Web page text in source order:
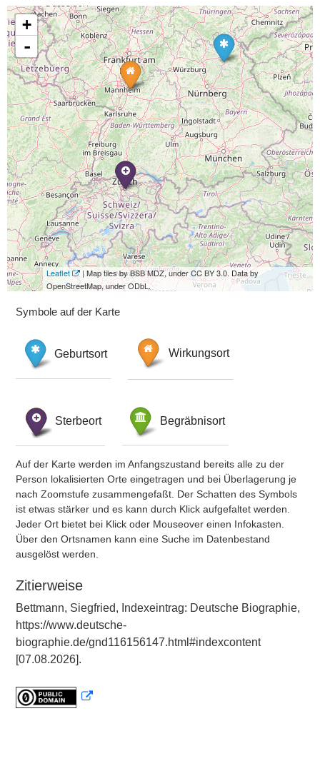
+
-
Leaflet
| Map tiles by BSB MDZ, under CC BY 3.0. Data by
OpenStreetMap, under ODbL.
Symbole auf der Karte
Geburtsort Wirkungsort
Sterbeort Begräbnisort
Auf der Karte werden im Anfangszustand bereits alle zu der
Person lokalisierten Orte eingetragen und bei Überlagerung je
nach Zoomstufe zusammengefaßt. Der Schatten des Symbols
ist etwas stärker und es kann durch Klick aufgefaltet werden.
Jeder Ort bietet bei Klick oder Mouseover einen Infokasten.
Über den Ortsnamen kann eine Suche im Datenbestand
ausgelöst werden.
Zitierweise
Bettmann, Siegfried, Indexeintrag: Deutsche Biographie,
https://www.deutsche-
biographie.de/gnd116156147.html#indexcontent
[07.08.2026].